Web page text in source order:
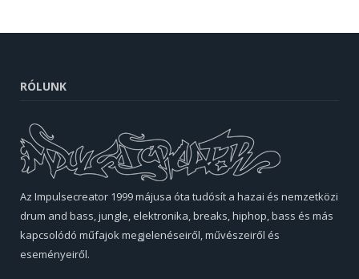
RÓLUNK
Az Impulsecreator 1999 májusa óta tudósít a hazai és nemzetközi
drum and bass, jungle, elektronika, breaks, hiphop, bass és más
kapcsolódó műfajok megjelenéseiről, művészeiről és
eseményeiről.